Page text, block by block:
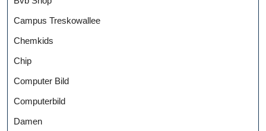
Campus Treskowallee
Chemkids
Chip
Computer Bild
Computerbild
Damen